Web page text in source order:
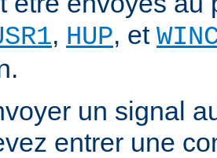
, HUP, et
un signal
entrer une